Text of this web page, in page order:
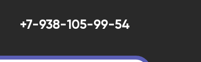
+7-938-105-99-54